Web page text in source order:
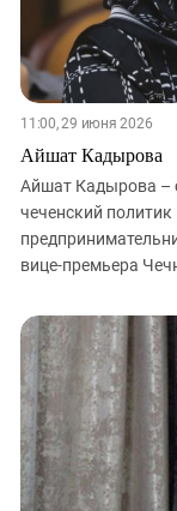
11:00, 29 июня 2026
Айшат Кадырова
Айшат Кадырова –
чеченский политик
вице-премьера